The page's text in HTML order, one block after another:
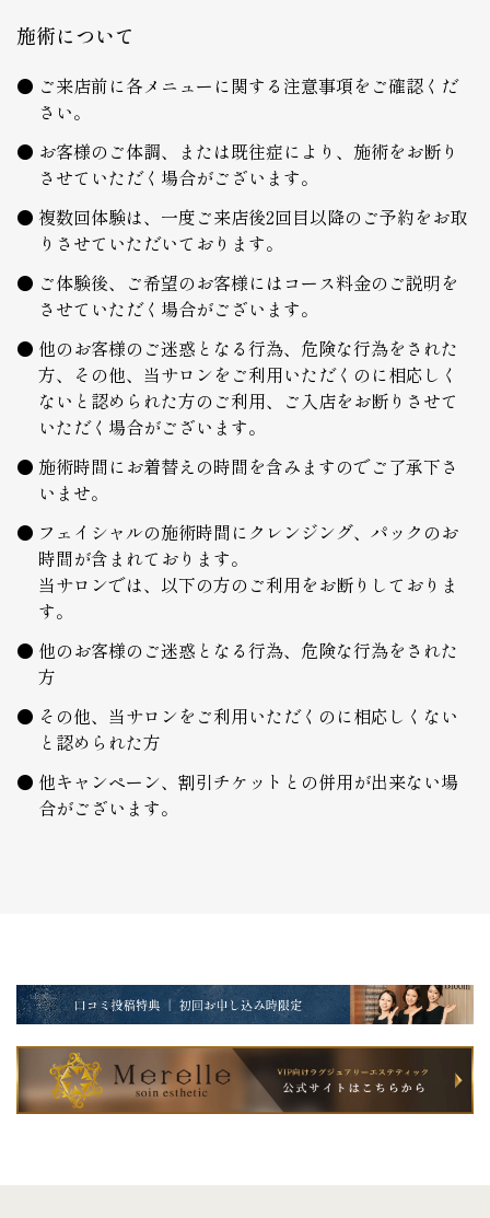
施術について
ご来店前に各メニューに関する注意事項をご確認くだ
さい。
お客様のご体調、または既往症により、施術をお断り
させていただく場合がございます。
複数回体験は、一度ご来店後2回目以降のご予約をお取
りさせていただいております。
ご体験後、ご希望のお客様にはコース料金のご説明を
させていただく場合がございます。
他のお客様のご迷惑となる行為、危険な行為をされた
方、その他、当サロンをご利用いただくのに相応しく
ないと認められた方のご利用、ご入店をお断りさせて
いただく場合がございます。
施術時間にお着替えの時間を含みますのでご了承下さ
いませ。
フェイシャルの施術時間にクレンジング、パックのお
時間が含まれております。
当サロンでは、以下の方のご利用をお断りしておりま
す。
他のお客様のご迷惑となる行為、危険な行為をされた
方
その他、当サロンをご利用いただくのに相応しくない
と認められた方
他キャンペーン、割引チケットとの併用が出来ない場
合がございます。